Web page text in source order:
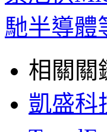
馳半導體
相關關
凱盛科